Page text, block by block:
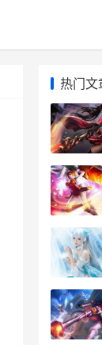
热门文